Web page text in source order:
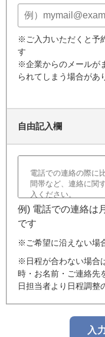
※ご入力いただくと予
す
※企業からのメールが
られてしまう場合があ
自由記入欄
例) 電話での連絡は
です
※ご希望に沿えない場
※日程が合わない場合
時・お名前・ご連絡先
日担当者より日程調整